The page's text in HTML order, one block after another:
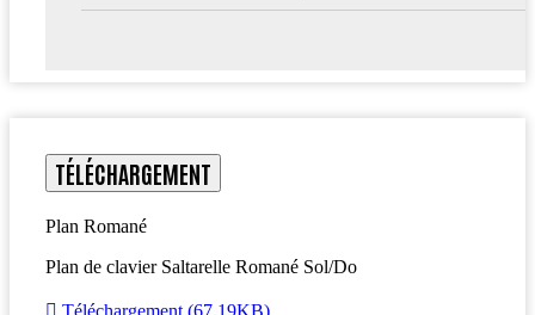
TÉLÉCHARGEMENT
Plan Romané
Plan de clavier Saltarelle Romané Sol/Do
 Téléchargement (67.19KB)